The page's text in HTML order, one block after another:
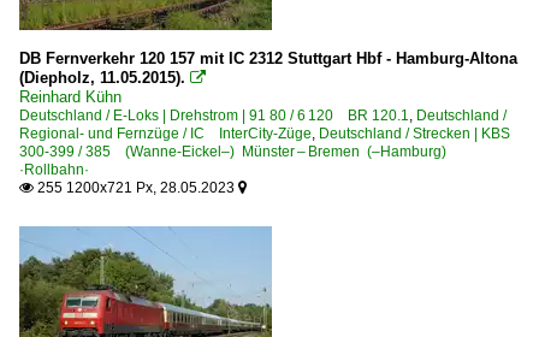
DB Fernverkehr 120 157 mit IC 2312 Stuttgart Hbf - Hamburg-Altona
(Diepholz, 11.05.2015). 
Reinhard Kühn
Deutschland / E-Loks | Drehstrom | 91 80 / 6 120 BR 120.1, Deutschland /
Regional- und Fernzüge / IC InterCity-Züge, Deutschland / Strecken | KBS
300-399 / 385 (Wanne-Eickel–) Münster – Bremen (–Hamburg)
·Rollbahn·
 255 1200x721 Px, 28.05.2023 